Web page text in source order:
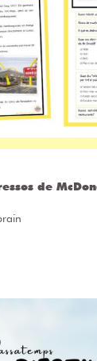
de